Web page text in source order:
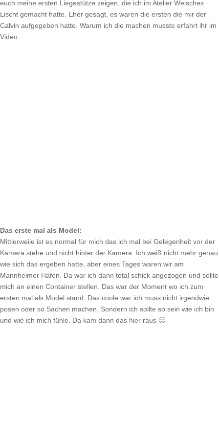
euch meine ersten Liegestütze zeigen, die ich im Atelier Weisches
Lischt gemacht hatte. Eher gesagt, es waren die ersten die mir der
Calvin aufgegeben hatte. Warum ich die machen musste erfahrt ihr im
Video.
Das erste mal als Model:
Mittlerweile ist es normal für mich das ich mal bei Gelegenheit vor der
Kamera stehe und nicht hinter der Kamera. Ich weiß nicht mehr genau
wie sich das ergeben hatte, aber eines Tages waren wir am
Mannheimer Hafen. Da war ich dann total schick angezogen und sollte
mich an einen Container stellen. Das war der Moment wo ich zum
ersten mal als Model stand. Das coole war ich muss nicht irgendwie
posen oder so Sachen machen. Sondern ich sollte so sein wie ich bin
und wie ich mich fühle. Da kam dann das hier raus 🙂